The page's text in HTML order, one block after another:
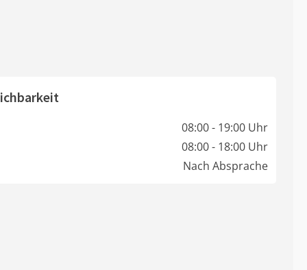
08:00 - 19:00 Uhr
08:00 - 18:00 Uhr
Nach Absprache